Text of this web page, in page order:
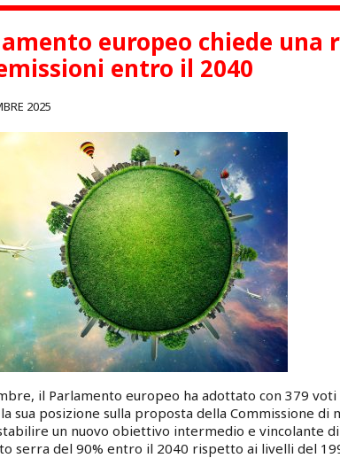
europeo chiede una
entro il 2040
2025
il Parlamento europeo ha adottato con 379
sua posizione sulla proposta della Commissione di
un nuovo obiettivo intermedio e vincolante
serra del 90% entro il 2040 rispetto ai livelli del